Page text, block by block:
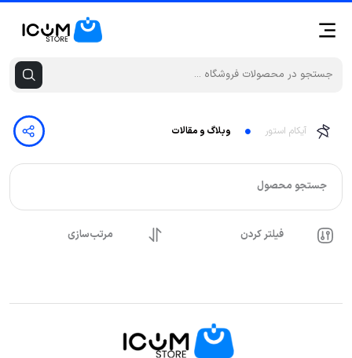
آیکام استور وبلاگ و مقالات
جستجو محصول
فیلتر کردن مرتب‌سازی